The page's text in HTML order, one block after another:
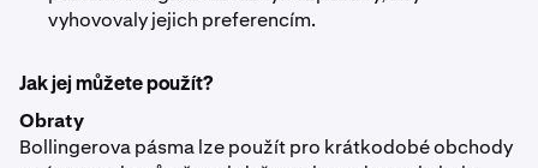
vyhovovaly jejich preferencím.
Jak jej můžete použít?
Obraty
Bollingerova pásma lze použít pro krátkodobé obchody